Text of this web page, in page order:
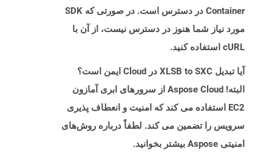
Container در دسترس است. در صورتی که SDK
مورد نیاز شما هنوز در دسترس نیست، از آن با
cURL استفاده کنید.
آیا تبدیل XLSB to SXC در Cloud ایمن است؟
البته! Aspose Cloud از سرورهای ابری آمازون
EC2 استفاده می کند که امنیت و انعطاف پذیری
سرویس را تضمین می کند. لطفاً درباره روش‌های
امنیتی Aspose بیشتر بخوانید.